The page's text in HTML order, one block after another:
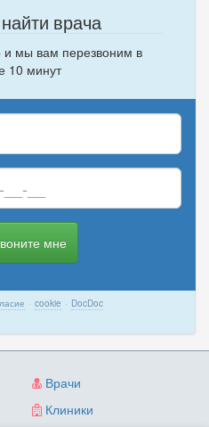
врача
и мы вам перезвоним в
10 минут
номер
телефона
мне
· cookie · DocDoc
Врачи
Клиники